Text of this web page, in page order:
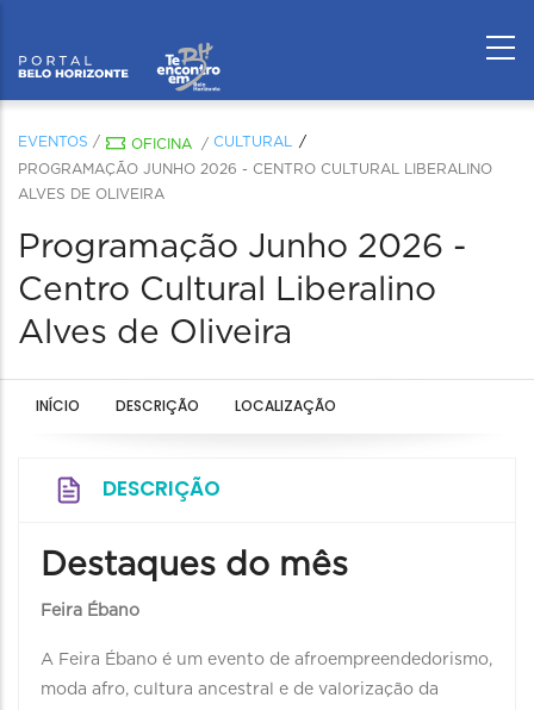
EVENTOS / OFICINA / CULTURAL
PROGRAMAÇÃO JUNHO 2026 - CENTRO CULTURAL LIBERALINO
ALVES DE OLIVEIRA
Programação Junho 2026 -
Centro Cultural Liberalino
Alves de Oliveira
INÍCIO DESCRIÇÃO LOCALIZAÇÃO
DESCRIÇÃO
Destaques do mês
Feira Ébano
A Feira Ébano é um evento de afroempreendedorismo,
moda afro, cultura ancestral e de valorização da